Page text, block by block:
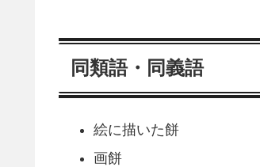
同類語・同義語
絵に描いた餅
画餅